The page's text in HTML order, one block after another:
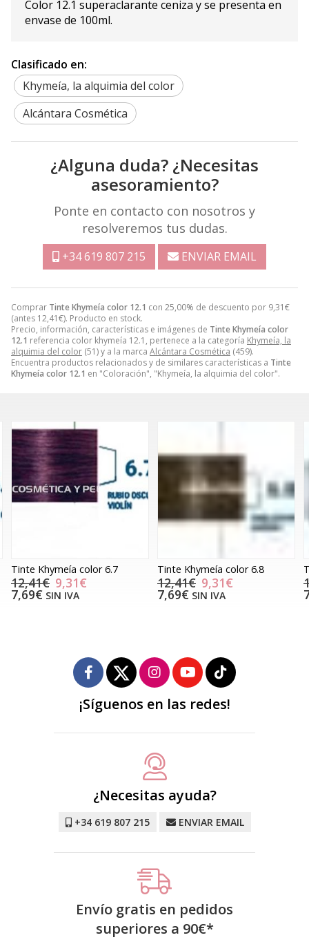
Comprar Tinte Khymeía color 12.1 con 25,00% de descuento por 9,31€
(antes 12,41€). Producto en stock.
Precio, información, características e imágenes de Tinte Khymeía color
12.1 referencia color khymeía 12.1, pertenece a la categoría Khymeía, la
alquimia del color (51) y a la marca Alcántara Cosmética (459).
Encuentra productos relacionados y de similares características a Tinte
Khymeía color 12.1 en "Coloración", "Khymeía, la alquimia del color".
Color 12.1 superaclarante ceniza y se presenta en
envase de 100ml.
Clasificado en:
Khymeía, la alquimia del color
Alcántara Cosmética
¿Alguna duda? ¿Necesitas
asesoramiento?
Ponte en contacto con nosotros y
resolveremos tus dudas.
+34 619 807 215 ENVIAR EMAIL
Tinte Khymeía color 6.7
12,41€ 9,31€
7,69€ SIN IVA
Tinte Khymeía color 6.8
12,41€ 9,31€
7,69€ SIN IVA
¡Síguenos en las redes!
¿Necesitas ayuda?
+34 619 807 215 ENVIAR EMAIL
Envío gratis en pedidos
superiores a 90€*